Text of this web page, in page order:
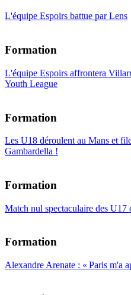
L'équipe Espoirs battue par Lens
Formation
L'équipe Espoirs affrontera
Youth League
Formation
Les U18 déroulent au Mans et
Gambardella !
Formation
Match nul spectaculaire des U17
Formation
Alexandre Arenate : « Paris m'a